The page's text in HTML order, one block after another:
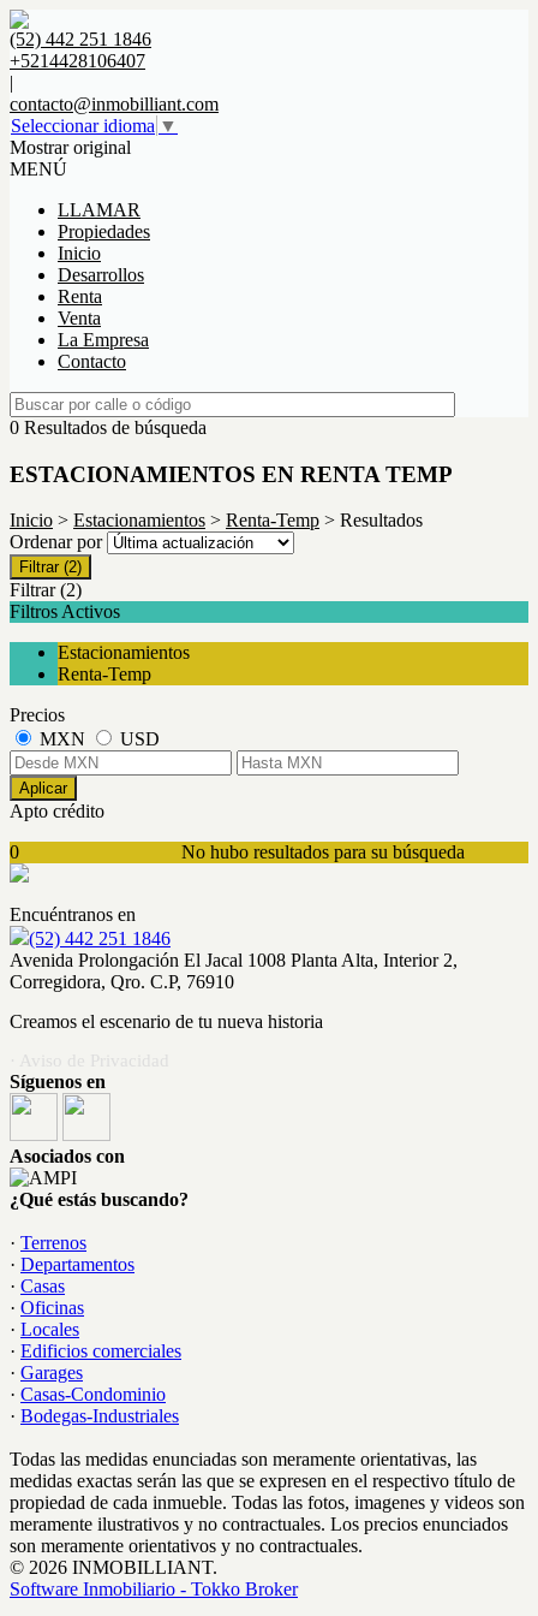
(52) 442 251 1846
+5214428106407
|
contacto@inmobilliant.com
Seleccionar idioma ▼
Mostrar original
MENÚ
LLAMAR
Propiedades
Inicio
Desarrollos
Renta
Venta
La Empresa
Contacto
0 Resultados de búsqueda
ESTACIONAMIENTOS EN RENTA TEMP
Inicio > Estacionamientos > Renta-Temp > Resultados
Ordenar por
Filtrar (2)
Filtrar (2)
Filtros Activos
Estacionamientos
Renta-Temp
Precios
MXN
USD
Aplicar
Apto crédito
No hubo resultados para su búsqueda
0
Encuéntranos en
(52) 442 251 1846
Avenida Prolongación El Jacal 1008 Planta Alta, Interior 2,
Corregidora, Qro. C.P, 76910
Creamos el escenario de tu nueva historia
Síguenos en
Asociados con
¿Qué estás buscando?
· Terrenos
· Departamentos
· Casas
· Oficinas
· Locales
· Edificios comerciales
· Garages
· Casas-Condominio
· Bodegas-Industriales
Todas las medidas enunciadas son meramente orientativas, las
medidas exactas serán las que se expresen en el respectivo título de
propiedad de cada inmueble. Todas las fotos, imagenes y videos son
meramente ilustrativos y no contractuales. Los precios enunciados
son meramente orientativos y no contractuales.
© 2026 INMOBILLIANT.
Software Inmobiliario - Tokko Broker